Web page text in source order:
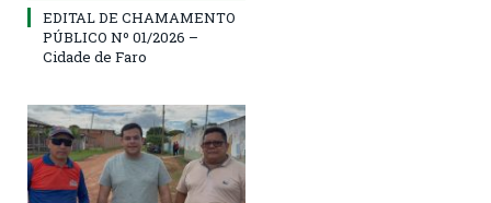
EDITAL DE CHAMAMENTO
PÚBLICO Nº 01/2026 –
Cidade de Faro